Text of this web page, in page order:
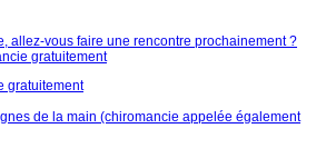
allez-vous faire une rencontre prochainement ?
gratuitement
gratuitement
de la main (chiromancie appelée également